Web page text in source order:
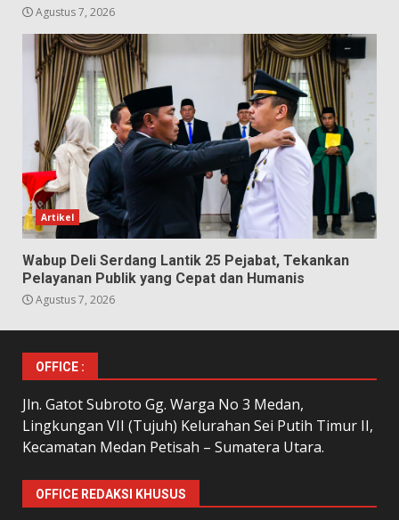
Agustus 7, 2026
Artikel
Wabup Deli Serdang Lantik 25 Pejabat, Tekankan
Pelayanan Publik yang Cepat dan Humanis
Agustus 7, 2026
OFFICE :
Jln. Gatot Subroto Gg. Warga No 3 Medan,
Lingkungan VII (Tujuh) Kelurahan Sei Putih Timur II,
Kecamatan Medan Petisah – Sumatera Utara.
OFFICE REDAKSI KHUSUS